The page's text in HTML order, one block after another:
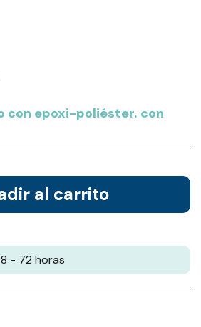
con epoxi-poliéster. con
al carrito
- 72 horas
en tu lista de comparación: 0 / 4